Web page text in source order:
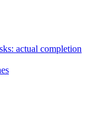
actual completion